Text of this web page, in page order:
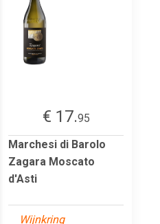
€ 17.95
Marchesi di Barolo
Zagara Moscato
d'Asti
Wijnkring